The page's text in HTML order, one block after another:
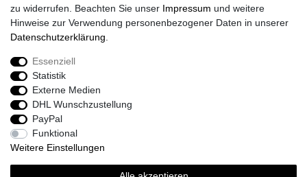
Zahlung und Versand
zu widerrufen. Beachten Sie unser Impressum und weitere
Hinweise zur Verwendung personenbezogener Daten in unserer
Daten­schutz­erklärung
Essenziell
Statistik
Externe Medien
DHL Wunschzustellung
PayPal
Funktional
Weitere Einstellungen